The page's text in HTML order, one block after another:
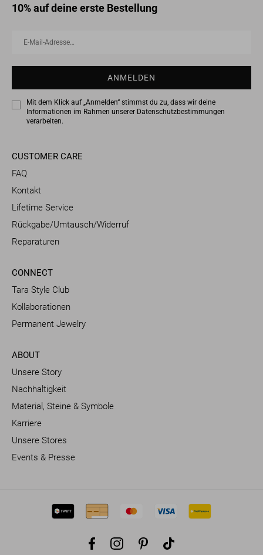
10% auf deine erste Bestellung
ANMELDEN
Mit dem Klick auf „Anmelden“ stimmst du zu, dass wir deine
Informationen im Rahmen unserer Datenschutzbestimmungen
verarbeiten.
CUSTOMER CARE
FAQ
Kontakt
Lifetime Service
Rückgabe/Umtausch/Widerruf
Reparaturen
CONNECT
Tara Style Club
Kollaborationen
Permanent Jewelry
ABOUT
Unsere Story
Nachhaltigkeit
Material, Steine & Symbole
Karriere
Unsere Stores
Events & Presse
FacebookInstagramPinterestTikTok